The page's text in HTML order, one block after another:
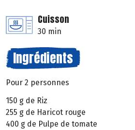
Cuisson
30 min
Ingrédients
Pour 2 personnes
150 g de Riz
255 g de Haricot rouge
400 g de Pulpe de tomate